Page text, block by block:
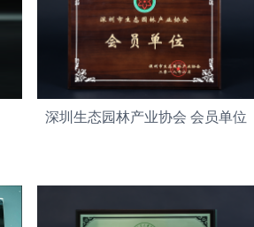
深圳生态园林产业协会 会员单位